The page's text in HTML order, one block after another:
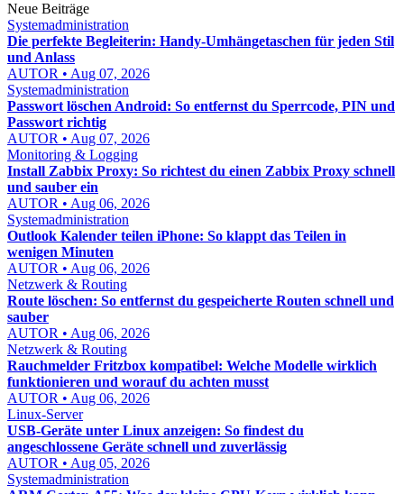
Neue Beiträge
Systemadministration
Die perfekte Begleiterin: Handy-Umhängetaschen für jeden Stil
und Anlass
AUTOR • Aug 07, 2026
Systemadministration
Passwort löschen Android: So entfernst du Sperrcode, PIN und
Passwort richtig
AUTOR • Aug 07, 2026
Monitoring & Logging
Install Zabbix Proxy: So richtest du einen Zabbix Proxy schnell
und sauber ein
AUTOR • Aug 06, 2026
Systemadministration
Outlook Kalender teilen iPhone: So klappt das Teilen in
wenigen Minuten
AUTOR • Aug 06, 2026
Netzwerk & Routing
Route löschen: So entfernst du gespeicherte Routen schnell und
sauber
AUTOR • Aug 06, 2026
Netzwerk & Routing
Rauchmelder Fritzbox kompatibel: Welche Modelle wirklich
funktionieren und worauf du achten musst
AUTOR • Aug 06, 2026
Linux-Server
USB-Geräte unter Linux anzeigen: So findest du
angeschlossene Geräte schnell und zuverlässig
AUTOR • Aug 05, 2026
Systemadministration